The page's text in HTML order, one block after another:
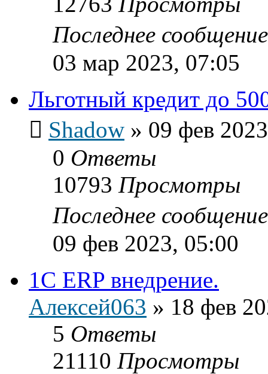
Последнее
03 мар 2023, 07:05
Льготный кредит до
Shadow » 09 фев
0 Ответы
10793 Просмотры
Последнее
09 фев 2023, 05:00
1C ERP внедрение.
Алексей063 » 18 фев
5 Ответы
21110 Просмотры